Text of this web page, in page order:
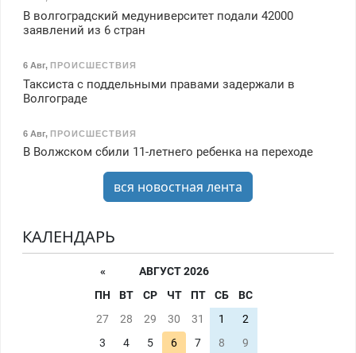
В волгоградский медуниверситет подали 42000
заявлений из 6 стран
6 Авг, ПРОИСШЕСТВИЯ
Таксиста с поддельными правами задержали в
Волгограде
6 Авг, ПРОИСШЕСТВИЯ
В Волжском сбили 11-летнего ребенка на переходе
вся новостная лента
КАЛЕНДАРЬ
«
АВГУСТ 2026
ПН
ВТ СР ЧТ ПТ СБ
ВС
27
28 29 30 31 1
2
3
4 5 6 7 8
9